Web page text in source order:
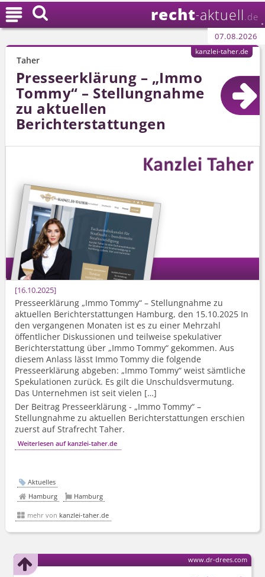
recht-aktuell .de
07.08.2026

Taher
Presseerklärung – „Immo
Tommy“ – Stellungnahme
zu aktuellen
Berichterstattungen
16.10.2025
Presseerklärung „Immo Tommy“ – Stellungnahme zu
aktuellen Berichterstattungen Hamburg, den 15.10.2025 In
den vergangenen Monaten ist es zu einer Mehrzahl
öffentlicher Diskussionen und teilweise spekulativer
Berichterstattung über „Immo Tommy“ gekommen. Aus
diesem Anlass lässt Immo Tommy die folgende
Presseerklärung abgeben: „Immo Tommy“ weist sämtliche
Spekulationen zurück. Es gilt die Unschuldsvermutung.
Das Unternehmen ist seit vielen […]
Der Beitrag Presseerklärung - „Immo Tommy“ –
Stellungnahme zu aktuellen Berichterstattungen erschien
zuerst auf Strafrecht Taher.
Weiterlesen auf kanzlei-taher.de
kanzlei-taher.de
Aktuelles
Hamburg
Hamburg
mehr von kanzlei-taher.de
www.dr-drees.com